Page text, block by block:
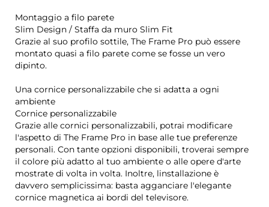
Montaggio a filo parete
Slim Design / Staffa da muro Slim Fit
Grazie al suo profilo sottile, The Frame Pro può essere
montato quasi a filo parete come se fosse un vero
dipinto.
Una cornice personalizzabile che si adatta a ogni
ambiente
Cornice personalizzabile
Grazie alle cornici personalizzabili, potrai modificare
l'aspetto di The Frame Pro in base alle tue preferenze
personali. Con tante opzioni disponibili, troverai sempre
il colore più adatto al tuo ambiente o alle opere d'arte
mostrate di volta in volta. Inoltre, linstallazione è
davvero semplicissima: basta agganciare l'elegante
cornice magnetica ai bordi del televisore.